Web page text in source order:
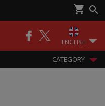
ENGLISH
CATEGORY